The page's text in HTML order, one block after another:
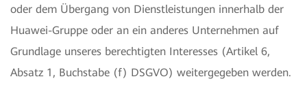
oder dem Übergang von Dienstleistungen innerhalb der
Huawei-Gruppe oder an ein anderes Unternehmen auf
Grundlage unseres berechtigten Interesses (Artikel 6,
Absatz 1, Buchstabe (f) DSGVO) weitergegeben werden.